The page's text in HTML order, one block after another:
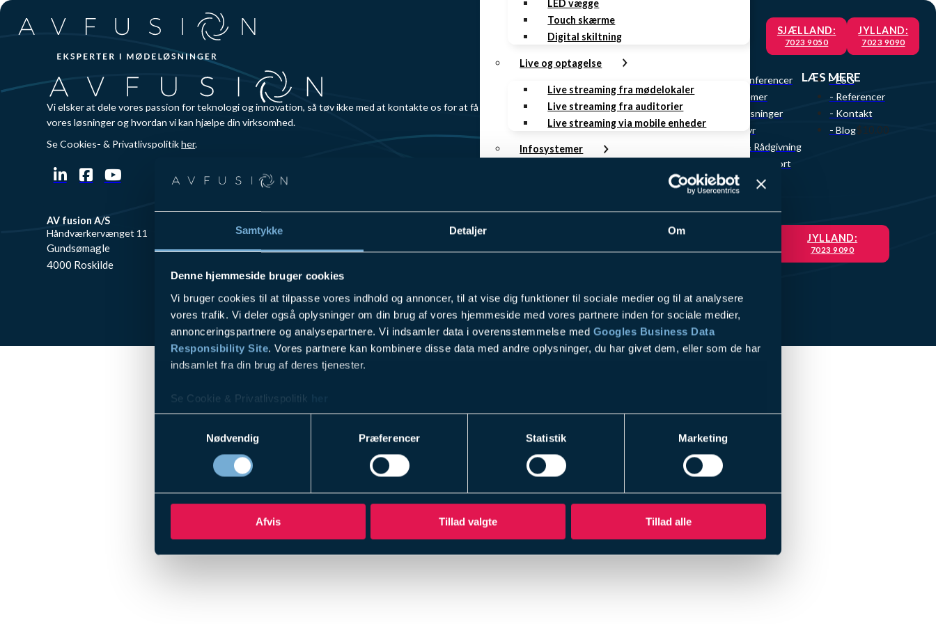
Samtykke Detaljer Om
Denne hjemmeside bruger cookies
Vi bruger cookies til at tilpasse vores indhold og annoncer, til at vise dig funktioner til sociale medier og til at analysere
vores trafik. Vi deler også oplysninger om din brug af vores hjemmeside med vores partnere inden for sociale medier,
annonceringspartnere og analysepartnere. Vi indsamler data i overensstemmelse med Googles Business Data
Responsibility Site. Vores partnere kan kombinere disse data med andre oplysninger, du har givet dem, eller som de har
indsamlet fra din brug af deres tjenester.
Se Cookie & Privatlivspolitik
Nødvendig
Præferencer Statistik Marketing
Afvis Tillad valgte Tillad alle
LED vægge
Touch skærme
Digital skiltning
Live og optagelse
Live streaming fra mødelokaler
Live streaming fra auditorier
Live streaming via mobile enheder
Infosystemer
Infoskærme
AV as a Service
Videokonference Service
Skærme Service
AV udstyr
Design & Rådgivning
SKI 02.70 indkøbsaftale
Profilbrochure
SJÆLLAND:
7023 9050
JYLLAND:
7023 9090
Vi elsker at dele vores passion for teknologi og innovation, så tøv ikke med at kontakte os for at få høre mere om
vores løsninger og hvordan vi kan hjælpe din virksomhed.
Se Cookies- & Privatlivspolitikher.
- Videokonferencer
- Lydsystemer
- Skærmløsninger
- AV udstyr
- Design & Rådgivning
- Service & Support
LÆS MERE
- ESG
- Referencer
- Kontakt
- Blog$10.00
AV fusion A/S
Håndværkervænget 11
Gundsømagle
4000 Roskilde
8520 Lystrup 7023 9050
JYLLAND:
7023 9090